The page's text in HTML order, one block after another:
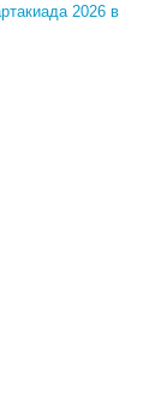
2026 в